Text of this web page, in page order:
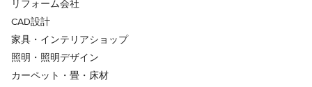
リフォーム会社
CAD設計
家具・インテリアショップ
照明・照明デザイン
カーペット・畳・床材